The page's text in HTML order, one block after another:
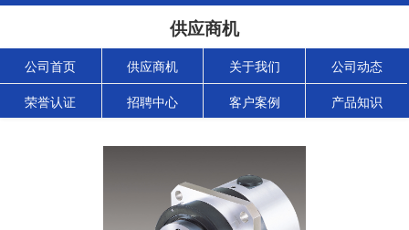
供应商机
公司首页 供应商机 关于我们 公司动态
荣誉认证 招聘中心 客户案例 产品知识